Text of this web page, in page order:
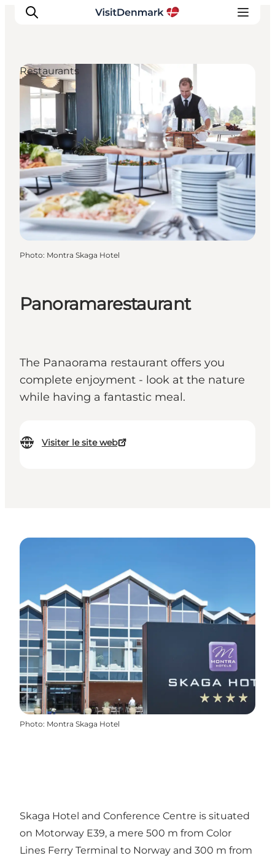
Inspirations
Destinations
Quoi faire
Hébergements
Planifiez votre voyage
Panoramarestaurant
The Panaorama restaurant offers you
complete enjoyment - look at the nature
while having a fantastic meal.
Visiter le site web
Restaurants
Photo: Montra Skaga Hotel
Photo: Montra Skaga Hotel
Skaga Hotel and Conference Centre is situated
on Motorway E39, a mere 500 m from Color
Lines Ferry Terminal to Norway and 300 m from